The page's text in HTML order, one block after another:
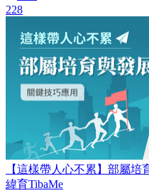
228
【這樣帶人心不累】部屬培
緯育TibaMe